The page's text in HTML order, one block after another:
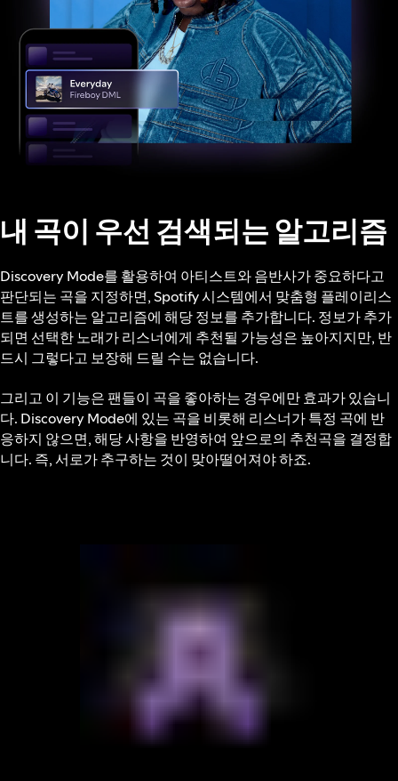
내 곡이 우선 검색되는 알고리즘
Discovery Mode를 활용하여 아티스트와 음반사가 중요하다고
판단되는 곡을 지정하면, Spotify 시스템에서 맞춤형 플레이리스
트를 생성하는 알고리즘에 해당 정보를 추가합니다. 정보가 추가
되면 선택한 노래가 리스너에게 추천될 가능성은 높아지지만, 반
드시 그렇다고 보장해 드릴 수는 없습니다.
그리고 이 기능은 팬들이 곡을 좋아하는 경우에만 효과가 있습니
다. Discovery Mode에 있는 곡을 비롯해 리스너가 특정 곡에 반
응하지 않으면, 해당 사항을 반영하여 앞으로의 추천곡을 결정합
니다. 즉, 서로가 추구하는 것이 맞아떨어져야 하죠.